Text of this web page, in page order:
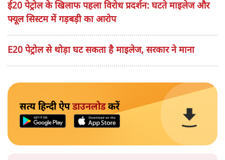
ई20 पेट्रोल के खिलाफ पहला विरोध प्रदर्शन: घटते माइलेज और
फ्यूल सिस्टम में गड़बड़ी का आरोप
E20 पेट्रोल से थोड़ा घट सकता है माइलेज, सरकार ने माना
सत्य हिन्दी ऐपडाउनलोडकरें